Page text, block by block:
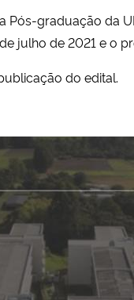
graduação da
julho de 2021 e o
do edital.